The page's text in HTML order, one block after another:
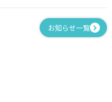
お知らせ一覧